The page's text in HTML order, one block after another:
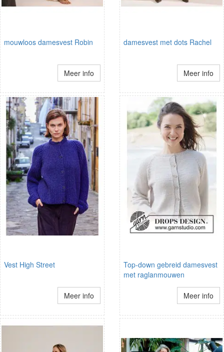
mouwloos damesvest Robin
Meer info
damesvest met dots Rachel
Meer info
Vest High Street
Meer info
Top-down gebreid damesvest
met raglanmouwen
Meer info